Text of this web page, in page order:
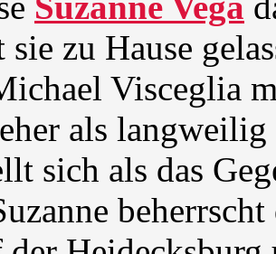
sie zu Hause
Visceglia
als
sich als das